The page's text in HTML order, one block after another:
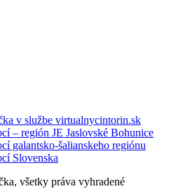
v službe virtualnycintorin.sk
– región JE Jaslovské Bohunice
galantsko-šalianskeho regiónu
Slovenska
všetky práva vyhradené